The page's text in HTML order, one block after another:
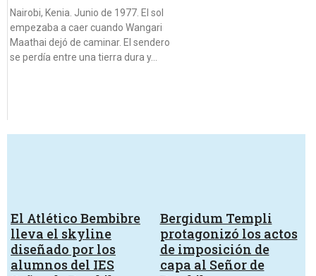
Nairobi, Kenia. Junio de 1977. El sol
empezaba a caer cuando Wangari
Maathai dejó de caminar. El sendero
se perdía entre una tierra dura y…
El Atlético Bembibre
lleva el skyline
diseñado por los
alumnos del IES
Bergidum Templi
protagonizó los actos
de imposición de
capa al Señor de